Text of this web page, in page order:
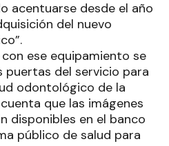
acentuarse desde el año
del nuevo
ese equipamiento se
puertas del servicio para
odontológico de la
que las imágenes
disponibles en el banco
público de salud para